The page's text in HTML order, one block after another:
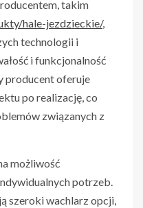
takim
hale-jezdzieckie/,
technologii i
i funkcjonalność
producent oferuje
po realizację, co
związanych z
możliwość
potrzeb.
szeroki wachlarz opcji,